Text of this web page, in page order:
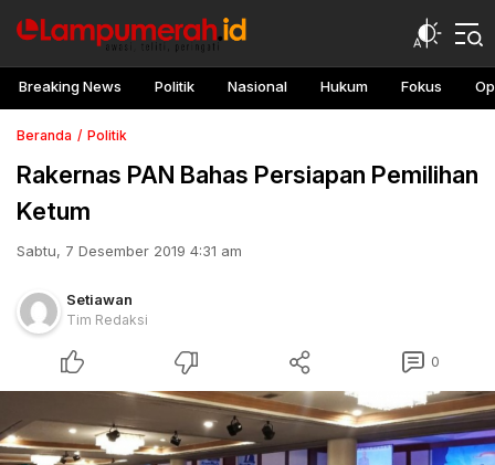
Breaking News Politik Nasional Hukum Fokus
Beranda Politik
Rakernas PAN Bahas Persiapan Pemilihan
Ketum
Sabtu, 7 Desember 2019 4:31 am
Setiawan
Tim Redaksi
0